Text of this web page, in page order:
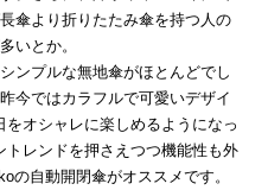
傘より折りたたみ傘を持つ人の
いとか。
ンプルな無地傘がほとんどでし
今ではカラフルで可愛いデザイ
オシャレに楽しめるようになっ
レンドを押さえつつ機能性も外
の自動開閉傘がオススメです。